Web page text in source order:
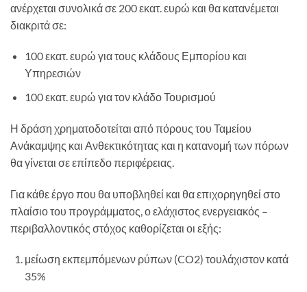
ανέρχεται συνολικά σε 200 εκατ. ευρώ και θα κατανέμεται
διακριτά σε:
100 εκατ. ευρώ για τους κλάδους Εμπορίου και
Υπηρεσιών
100 εκατ. ευρώ για τον κλάδο Τουρισμού
Η δράση χρηματοδοτείται από πόρους του Ταμείου
Ανάκαμψης και Ανθεκτικότητας και η κατανομή των πόρων
θα γίνεται σε επίπεδο περιφέρειας.
Για κάθε έργο που θα υποβληθεί και θα επιχορηγηθεί στο
πλαίσιο του προγράμματος, ο ελάχιστος ενεργειακός –
περιβαλλοντικός στόχος καθορίζεται οι εξής:
μείωση εκπεμπόμενων ρύπων (CO2) τουλάχιστον κατά
35%